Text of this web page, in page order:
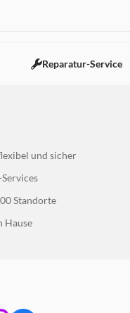
Reparatur-Service
und sicher
Standorte
Hause